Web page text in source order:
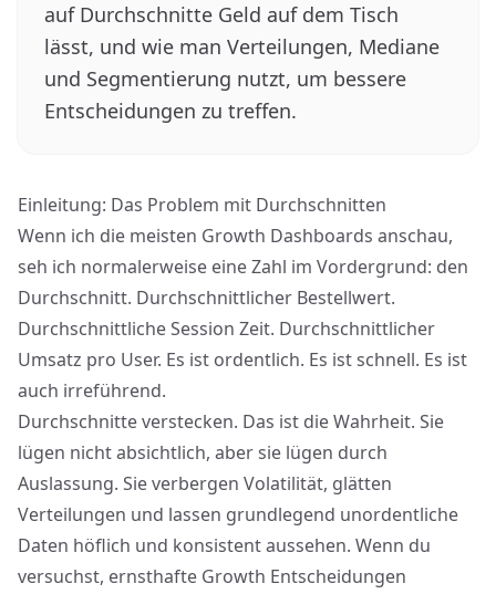
auf Durchschnitte Geld auf dem Tisch
lässt, und wie man Verteilungen, Mediane
und Segmentierung nutzt, um bessere
Entscheidungen zu treffen.
Einleitung: Das Problem mit Durchschnitten
Wenn ich die meisten Growth Dashboards anschau,
seh ich normalerweise eine Zahl im Vordergrund: den
Durchschnitt. Durchschnittlicher Bestellwert.
Durchschnittliche Session Zeit. Durchschnittlicher
Umsatz pro User. Es ist ordentlich. Es ist schnell. Es ist
auch irreführend.
Durchschnitte verstecken. Das ist die Wahrheit. Sie
lügen nicht absichtlich, aber sie lügen durch
Auslassung. Sie verbergen Volatilität, glätten
Verteilungen und lassen grundlegend unordentliche
Daten höflich und konsistent aussehen. Wenn du
versuchst, ernsthafte Growth Entscheidungen